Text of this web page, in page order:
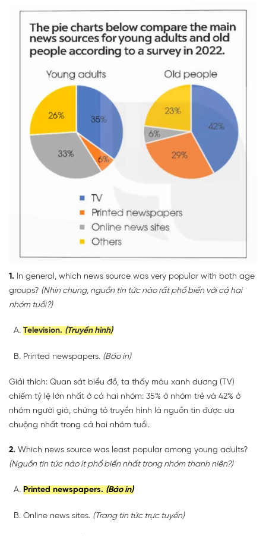
1. In general, which news source was very popular with both age
groups? (Nhìn chung, nguồn tin tức nào rất phổ biến với cả hai
nhóm tuổi?)
Television. (Truyền hình)
Printed newspapers. (Báo in)
Giải thích: Quan sát biểu đồ, ta thấy màu xanh dương (TV)
chiếm tỷ lệ lớn nhất ở cả hai nhóm: 35% ở nhóm trẻ và 42% ở
nhóm người già, chứng tỏ truyền hình là nguồn tin được ưa
chuộng nhất trong cả hai nhóm tuổi.
2. Which news source was least popular among young adults?
(Nguồn tin tức nào ít phổ biến nhất trong nhóm thanh niên?)
Printed newspapers. (Báo in)
Online news sites. (Trang tin tức trực tuyến)